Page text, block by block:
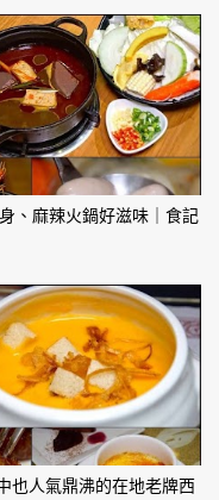
、麻辣火鍋好滋味｜食記
也人氣鼎沸的在地老牌西